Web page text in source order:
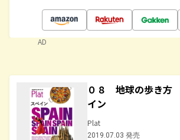
AD
０８ 地球の歩き
イン
Plat
2019.07.03 発売